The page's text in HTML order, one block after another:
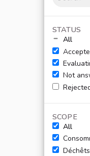
STATUS
All
Not
SCOPE
All
Déchêts